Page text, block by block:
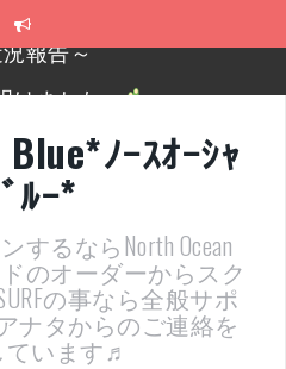
けました〜
報告ww
ーーーー！！！
予選・検定開催決定！
報告～
ﾉｰｽｵｰｼｬ
ﾙｰ*
するならNorth Ocean
のオーダーからスク
の事なら全般サポ
ナタからのご連絡を
ています♬